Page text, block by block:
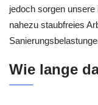
jedoch sorgen
nahezu staubfreies
Wie lange